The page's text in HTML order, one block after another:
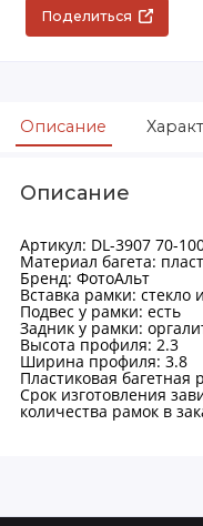
Поделиться
Описание
Описание
Артикул: DL-3907 70-
Материал багета:
Бренд: ФотоАльт
Вставка рамки: стекло
Подвес у рамки: есть
Задник у рамки:
Высота профиля: 2.3
Ширина профиля: 3.8
Пластиковая багетная
Срок изготовления
количества рамок в